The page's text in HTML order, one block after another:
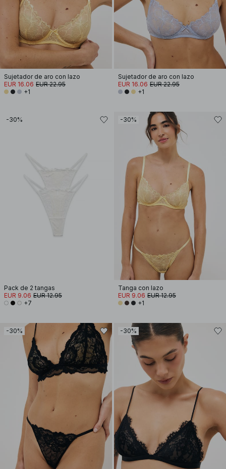
Sujetador de aro con lazo
EUR 16.06 EUR 22.95
+1
Sujetador de aro con lazo
EUR 16.06 EUR 22.95
+1
-30%
Pack de 2 tangas
EUR 9.06 EUR 12.95
+7
-30%
Tanga con lazo
EUR 9.06 EUR 12.95
+1
-30% -30%